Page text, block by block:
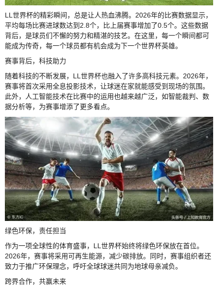
LL世界杯的精彩瞬间，总是让人热血沸腾。2026年的比赛数据显示，
平均每场比赛进球数达到2.8个，比上届赛事增加了0.5个。这些数据
背后，是球员们不懈的努力和精湛的技艺。在这里，每一个瞬间都可
能成为传奇，每一个球员都有机会成为下一个世界杯英雄。
赛事背后，科技助力
随着科技的不断发展，LL世界杯也融入了许多高科技元素。2026年，
赛事将首次采用全息投影技术，让球迷在家就能感受到现场的氛围。
此外，人工智能技术在比赛中的运用也越来越广泛，如智能裁判、数
据分析等，为赛事增添了更多看点。
绿色环保，责任担当
作为一项全球性的体育盛事，LL世界杯始终将绿色环保放在首位。
2026年，赛事将采用可再生能源，减少碳排放。同时，赛事组织者还
致力于推广环保理念，呼吁全球球迷共同为地球母亲减负。
跨界合作，共赢未来